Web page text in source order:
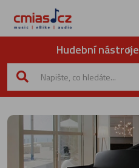
Hudební nástroje